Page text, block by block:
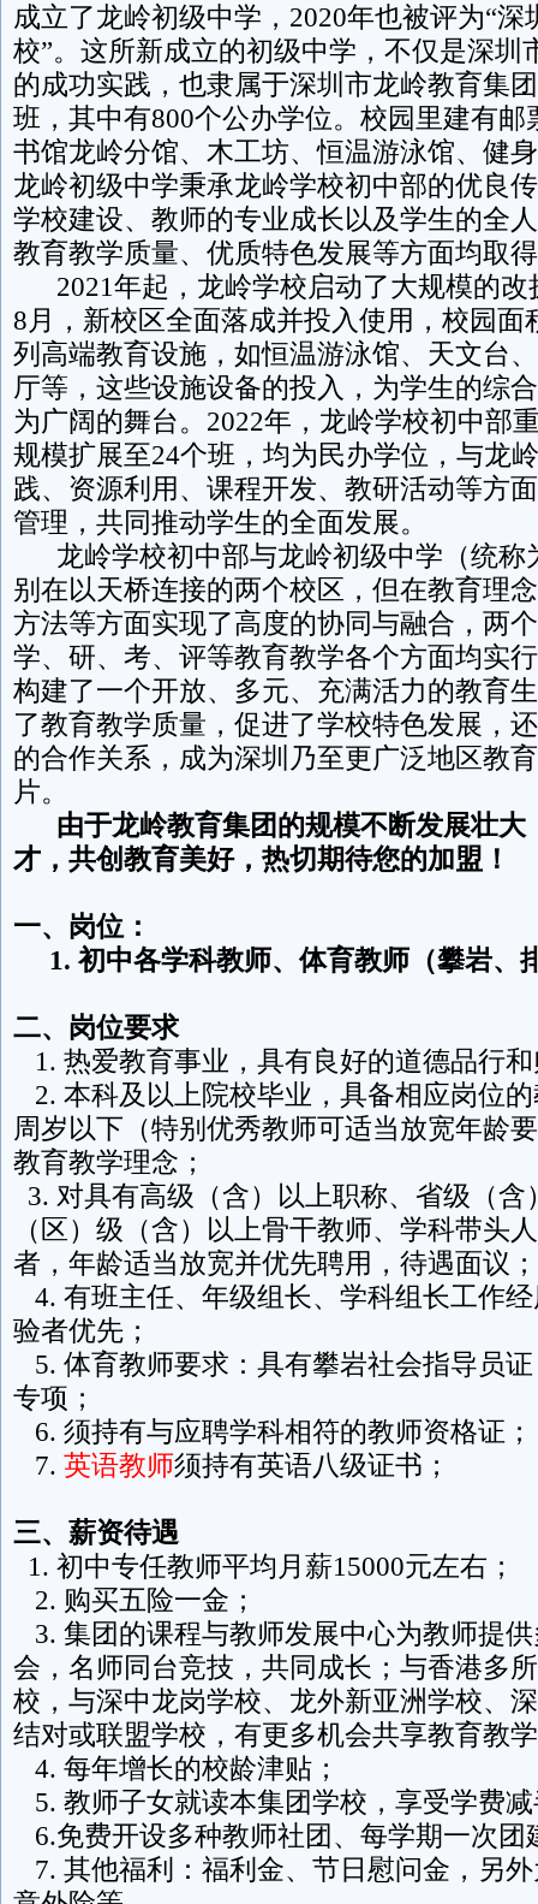
成立了龙岭初级中学，2020年也被评为“
校”。这所新成立的初级中学，不仅是深圳
的成功实践，也隶属于深圳市龙岭教育集
班，其中有800个公办学位。校园里建有邮
书馆龙岭分馆、木工坊、恒温游泳馆、健
龙岭初级中学秉承龙岭学校初中部的优良
学校建设、教师的专业成长以及学生的全
教育教学质量、优质特色发展等方面均取
2021年起，龙岭学校启动了大规模的改
8月，新校区全面落成并投入使用，校园面
列高端教育设施，如恒温游泳馆、天文台
厅等，这些设施设备的投入，为学生的综
为广阔的舞台。2022年，龙岭学校初中部
规模扩展至24个班，均为民办学位，与龙
践、资源利用、课程开发、教研活动等方
管理，共同推动学生的全面发展。
龙岭学校初中部与龙岭初级中学（统称
别在以天桥连接的两个校区，但在教育理
方法等方面实现了高度的协同与融合，两
学、研、考、评等教育教学各个方面均实
构建了一个开放、多元、充满活力的教育
了教育教学质量，促进了学校特色发展，
的合作关系，成为深圳乃至更广泛地区教
片。
由于龙岭教育集团的规模不断发展壮大
才， 共创教育美好，热切期待您的加盟 ！
一、岗位：
1. 初中各学科教师、体育教师（攀岩、
二、岗位要求
1. 热爱教育事业，具有良好的道德品行
2. 本科及以上院校毕业，具备相应岗位
周岁以下（特别优秀教师可适当放宽年龄
教育教学理念；
3. 对具有高级（含）以上职称、省级（含
（区）级（含）以上骨干教师、学科带头
者，年龄适当放宽并优先聘用，待遇面议；
4. 有班主任、年级组长、学科组长工作
验者优先；
5. 体育教师要求：具有攀岩社会指导员
专项；
6. 须持有与应聘学科相符的教师资格证；
7. 英语教师须持有英语八级证书；
三、 薪资待遇
1. 初中专任教师平均月薪15000元左右；
2. 购买五险一金；
3. 集团的课程与教师发展中心为教师提
会，名师同台竞技，共同成长；与香港多
校，与深中龙岗学校、龙外新亚洲学校、
结对或联盟学校，有更多机会共享教育教
4. 每年增长的校龄津贴；
5. 教师子女就读本集团学校，享受学费
6.免费开设多种教师社团、每学期一次团
7. 其他福利：福利金、节日慰问金，另